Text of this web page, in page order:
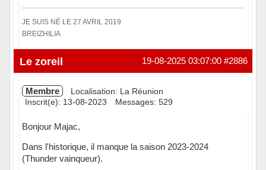
JE SUIS NÉ LE 27 AVRIL 2019
BREIZHILIA
Hors ligne #2886
19-08-2025 03:07:00
Le zoreil
Membre
Localisation: La Réunion
Inscrit(e): 13-08-2023
Messages: 529
Bonjour Majac,
Dans l'historique, il manque la saison 2023-2024
(Thunder vainqueur).